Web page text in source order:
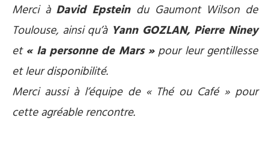
Merci à David Epsteindu Gaumont Wilson de
Toulouse, ainsi qu’à Yann GOZLAN, Pierre Niney
et« la personne de Mars »pour leur gentillesse
et leur disponibilité.
Merci aussi à l’équipe de « Thé ou Café » pour
cette agréable rencontre.